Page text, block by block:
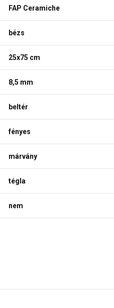
FAP Ceramiche
bézs
25x75 cm
8,5 mm
beltér
fényes
márvány
tégla
nem